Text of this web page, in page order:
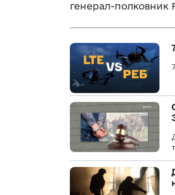
генерал-